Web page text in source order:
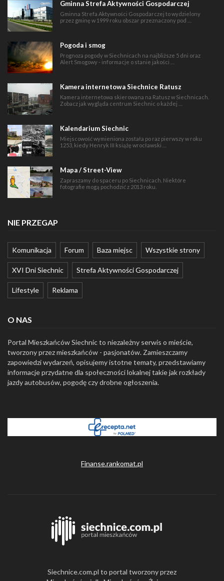
Gminna Strefa Aktywności Gospodarczej
Gminna Strefa Aktywności Gospodarczej to wydzielony
przez gminę w 1999 roku obszar przeznaczony pod …
Pogoda i smog
Prognoza pogody w Siechnicach na najbliższe 5 dni oraz
Alert Smogowy - informacje o stanie jakości …
Kamera internetowa Siechnice Ratusz
Kamera internetowa skierowana na Ratusz w Siechnicach.
Zobacz jak wygląda centrum Siechnic o każdej …
Kalendarium Siechnic
Miejscowość wymieniona została po raz pierwszy w roku
1253, kiedy Henryk III książę wrocławski …
Mapa / Street-View
Zapraszamy do spaceru po Siechnicach. Niektóre
fotografie mogą pochodzić z 2013 roku.
NIE PRZEGAP
Komunikacja Forum Baza miejsc Wszystkie strony
XVI Dni Siechnic Strefa Aktywności Gospodarczej
Lifestyle Reklama
O NAS
Portal Mieszkańców Siechnic to niezależny serwis o mieście,
tworzony przez mieszkańców - pasjonatów. Zamieszczamy
zapowiedzi wydarzeń, opisujemy istotne tematy, przedstawiamy
informacje przydatne dla społeczności lokalnej takie jak rozkłady
jazdy autobusów, pogodę czy drobne ogłoszenia.
Finanse.rankomat.pl
Siechnice.com.pl to portal tworzony przez